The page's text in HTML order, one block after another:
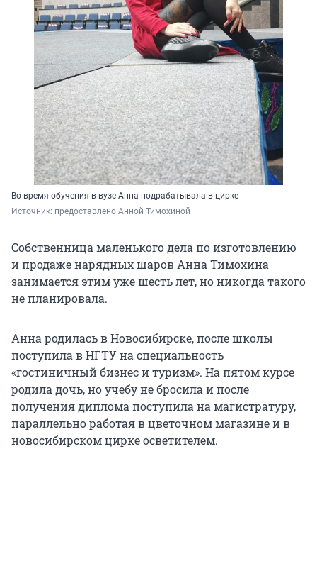
Во время обучения в вузе Анна подрабатывала в цирке
Источник: предоставлено Анной Тимохиной
Собственница маленького дела по изготовлению
и продаже нарядных шаров Анна Тимохина
занимается этим уже шесть лет, но никогда такого
не планировала.
Анна родилась в Новосибирске, после школы
поступила в НГТУ на специальность
«гостиничный бизнес и туризм». На пятом курсе
родила дочь, но учебу не бросила и после
получения диплома поступила на магистратуру,
параллельно работая в цветочном магазине и в
новосибирском цирке осветителем.